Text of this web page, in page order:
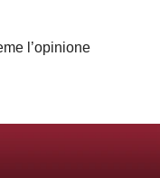
l’opinione